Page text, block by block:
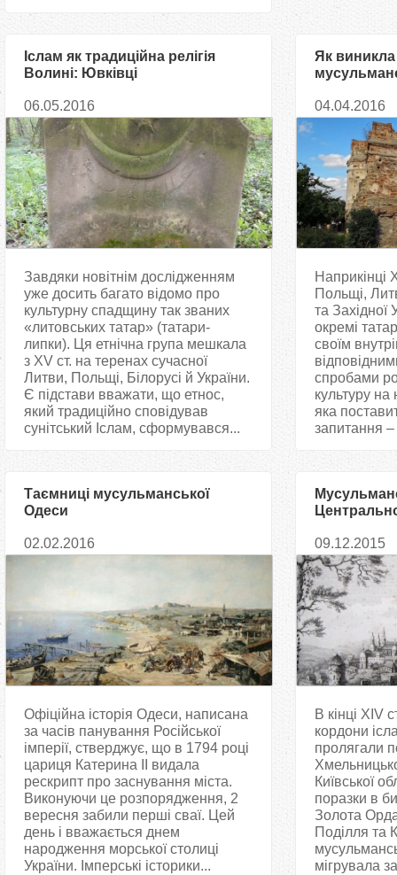
Іслам як традиційна релігія
Волині: Ювківці
06.05.2016
Завдяки новітнім дослідженням
уже досить багато відомо про
культурну спадщину так званих
«литовських татар» (татари-
липки). Ця етнічна група мешкала
з XV ст. на теренах сучасної
Литви, Польщі, Білорусі й України.
Є підстави вважати, що етнос,
який традиційно сповідував
сунітський Іслам, сформувався...
Як
04.04.2016
Наприкінці
Польщі,
та Західної
окремі
своїм
спробами
культуру
яка
запитання –
Таємниці мусульманської
Одеси
02.02.2016
Офіційна історія Одеси, написана
за часів панування Російської
імперії, стверджує, що в 1794 році
цариця Катерина ІІ видала
рескрипт про заснування міста.
Виконуючи це розпорядження, 2
вересня забили перші сваї. Цей
день і вважається днем
народження морської столиці
України. Імперські історики...
09.12.2015
В кінці XIV
кордони
пролягали
Київської
поразки в
Золота
Поділля та
мігрувала